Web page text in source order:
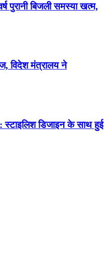
बिजली समस्या खत्म,
विदेश मंत्रालय ने
डिजाइन के साथ हुई